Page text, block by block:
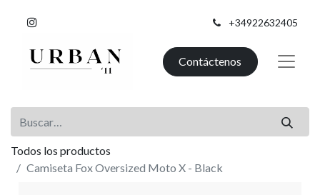
+34922632405
Contáctenos
Todos los productos
Camiseta Fox Oversized Moto X - Black